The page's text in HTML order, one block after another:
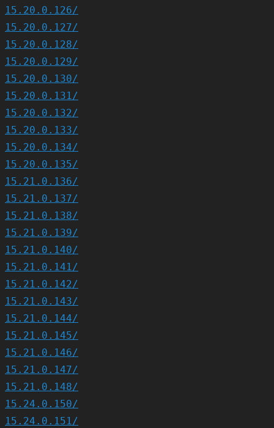
15.20.0.126/
15.20.0.127/
15.20.0.128/
15.20.0.129/
15.20.0.130/
15.20.0.131/
15.20.0.132/
15.20.0.133/
15.20.0.134/
15.20.0.135/
15.21.0.136/
15.21.0.137/
15.21.0.138/
15.21.0.139/
15.21.0.140/
15.21.0.141/
15.21.0.142/
15.21.0.143/
15.21.0.144/
15.21.0.145/
15.21.0.146/
15.21.0.147/
15.21.0.148/
15.24.0.150/
15.24.0.151/